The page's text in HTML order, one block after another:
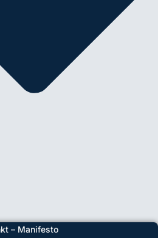
– Manifesto